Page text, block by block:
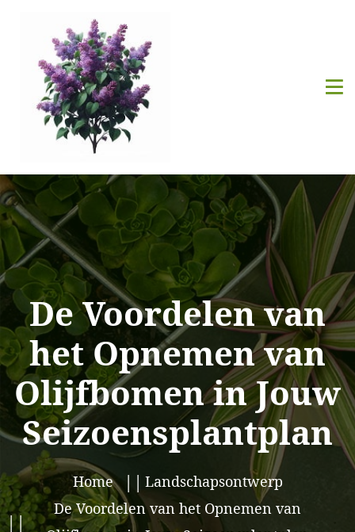
De Voordelen van
het Opnemen van
Olijfbomen in Jouw
Seizoensplantplan
Home
Landschapsontwerp
De Voordelen van het Opnemen van